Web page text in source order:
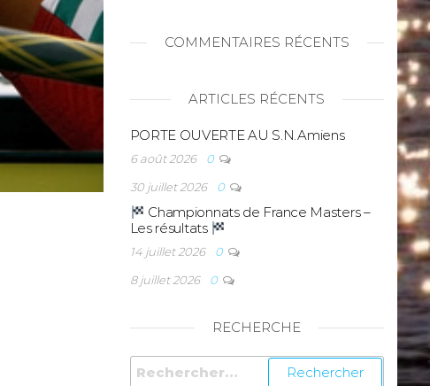
COMMENTAIRES RÉCENTS
ARTICLES RÉCENTS
PORTE OUVERTE AU S.N.Amiens
6 août 2026
0
30 juillet 2026
0
Championnats de France Masters –
Les résultats
14 juillet 2026
0
8 juillet 2026
0
RECHERCHE